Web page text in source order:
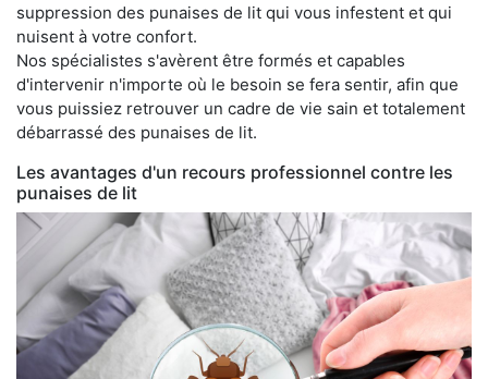
suppression des punaises de lit qui vous infestent et qui
nuisent à votre confort.
Nos spécialistes s'avèrent être formés et capables
d'intervenir n'importe où le besoin se fera sentir, afin que
vous puissiez retrouver un cadre de vie sain et totalement
débarrassé des punaises de lit.
Les avantages d'un recours professionnel contre les
punaises de lit